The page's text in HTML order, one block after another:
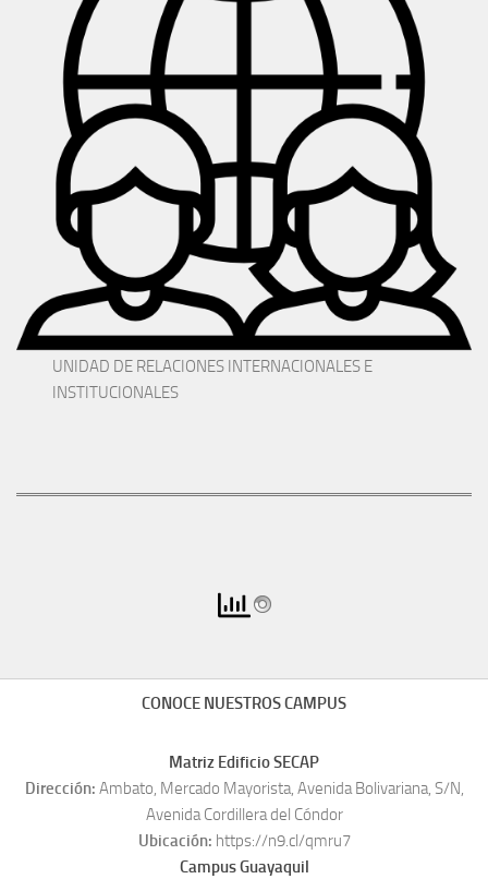
UNIDAD DE RELACIONES INTERNACIONALES E
INSTITUCIONALES
CONOCE NUESTROS CAMPUS
Matriz Edificio SECAP
Dirección: Ambato, Mercado Mayorista, Avenida Bolivariana, S/N,
Avenida Cordillera del Cóndor
Ubicación: https://n9.cl/qmru7
Campus Guayaquil